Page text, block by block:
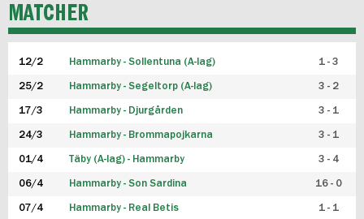
P19
F19
FUTSAL HERR
FUTSAL DAM
MATCHER
12/2 Hammarby - Sollentuna (A-lag) 1 - 3
25/2 Hammarby - Segeltorp (A-lag) 3 - 2
17/3 Hammarby - Djurgården 3 - 1
24/3 Hammarby - Brommapojkarna 3 - 1
01/4 Täby (A-lag) - Hammarby 3 - 4
06/4 Hammarby - Son Sardina 16 - 0
07/4 Hammarby - Real Betis 1 - 1